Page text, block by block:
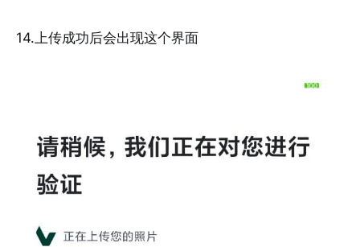
14.上传成功后会出现这个界面